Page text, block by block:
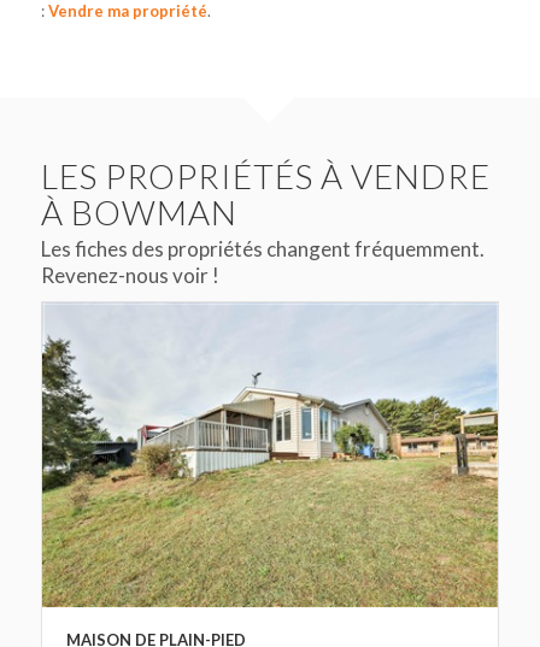
:Vendre ma propriété.
LES PROPRIÉTÉS À VENDRE
À BOWMAN
Les fiches des propriétés changent fréquemment.
Revenez-nous voir !
MAISON DE PLAIN-PIED